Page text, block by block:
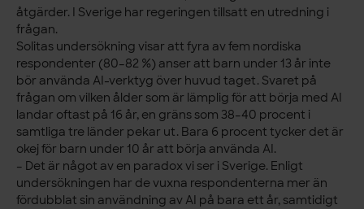
åtgärder. I Sverige har regeringen tillsatt en utredning i
frågan.
Solitas undersökning visar att fyra av fem nordiska
respondenter (80–82 %) anser att barn under 13 år inte
bör använda AI-verktyg över huvud taget. Svaret på
frågan om vilken ålder som är lämplig för att börja med AI
landar oftast på 16 år, en gräns som 38–40 procent i
samtliga tre länder pekar ut. Bara 6 procent tycker det är
okej för barn under 10 år att börja använda AI.
– Det är något av en paradox vi ser i Sverige. Enligt
undersökningen har de vuxna respondenterna mer än
fördubblat sin användning av AI på bara ett år, samtidigt